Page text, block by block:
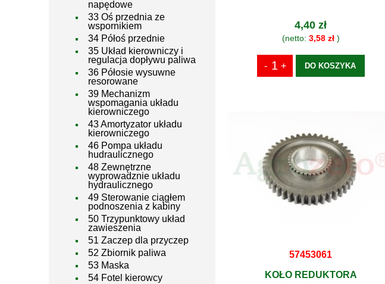
napędowe
33 Oś przednia ze
wspornikiem
34 Półoś przednie
35 Układ kierowniczy i
regulacja dopływu paliwa
36 Półosie wysuwne
resorowane
39 Mechanizm
wspomagania układu
kierowniczego
43 Amortyzator układu
kierowniczego
46 Pompa układu
hudraulicznego
48 Zewnętrzne
wyprowadznie układu
hydraulicznego
49 Sterowanie ciągłem
podnoszenia z kabiny
50 Trzypunktowy układ
zawieszenia
51 Zaczep dla przyczep
52 Zbiornik paliwa
53 Maska
54 Fotel kierowcy
4,40 zł
(netto: 3,58 zł)
DO KOSZYKA
57453061
KOŁO REDUKTORA